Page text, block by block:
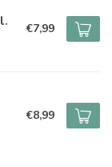
€7,99
€8,99